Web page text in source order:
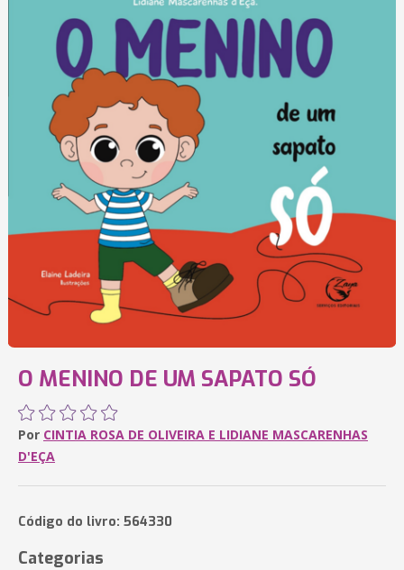
O MENINO DE UM SAPATO SÓ
Por CINTIA ROSA DE OLIVEIRA E LIDIANE MASCARENHAS
D'EÇA
Código do livro: 564330
Categorias